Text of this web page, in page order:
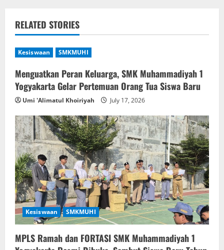
a
v
i
g
a
t
i
o
n
RELATED STORIES
Kesiswaan SMKMUHI
Menguatkan Peran Keluarga, SMK Muhammadiyah 1
Yogyakarta Gelar Pertemuan Orang Tua Siswa Baru
Umi 'Alimatul Khoiriyah July 17, 2026
Kesiswaan SMKMUHI
MPLS Ramah dan FORTASI SMK Muhammadiyah 1